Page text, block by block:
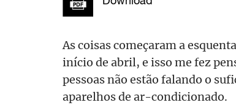
As coisas começaram a
início de abril, e isso me fez
pessoas não estão falando o
aparelhos de ar-condicionado.